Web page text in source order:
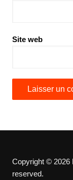
Site web
Copyright © 2026
reserved.